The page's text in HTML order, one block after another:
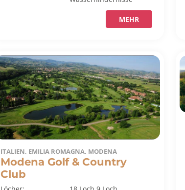
MEHR
ITALIEN, EMILIA ROMAGNA, MODENA
Modena Golf & Country
Club